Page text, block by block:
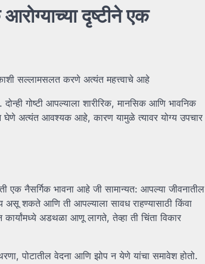
दृष्टीने एक
सल्लामसलत करणे अत्यंत महत्त्वाचे आहे
गोष्टी आपल्याला शारीरिक, मानसिक आणि भावनिक
अत्यंत आवश्यक आहे, कारण यामुळे त्यावर योग्य उपचार
एक नैसर्गिक भावना आहे जी सामान्यत: आपल्या जीवनातील
असू शकते आणि ती आपल्याला सावध राहण्यासाठी किंवा
अडथळा आणू लागते, तेव्हा ती चिंता विकार
पोटातील वेदना आणि झोप न येणे यांचा समावेश होतो.